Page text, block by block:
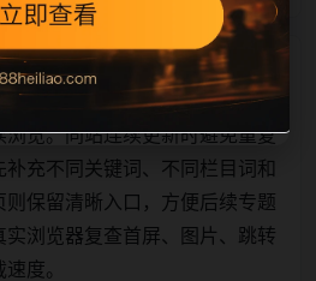
览。同站连续更新时避免重复
充不同关键词、不同栏目词和
保留清晰入口，方便后续专题
实浏览器复查首屏、图片、跳转
度。